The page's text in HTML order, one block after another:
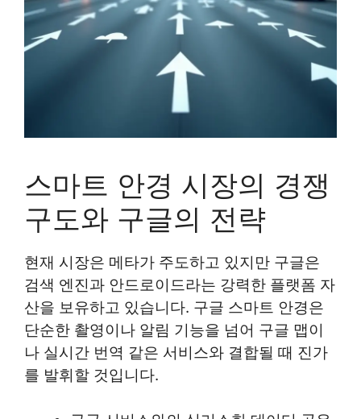
스마트 안경 시장의 경쟁
구도와 구글의 전략
현재 시장은 메타가 주도하고 있지만 구글은
검색 엔진과 안드로이드라는 강력한 플랫폼 자
산을 보유하고 있습니다. 구글 스마트 안경은
단순한 촬영이나 알림 기능을 넘어 구글 맵이
나 실시간 번역 같은 서비스와 결합될 때 진가
를 발휘할 것입니다.